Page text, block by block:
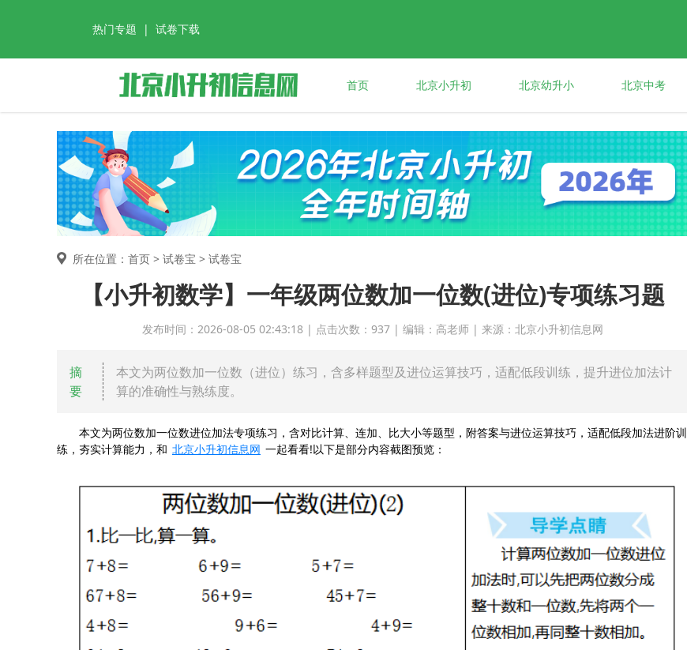
热门专题 | 试卷下载
首页 北京小升初 北京幼升小 北京中考
所在位置：首页 > 试卷宝 > 试卷宝
【小升初数学】一年级两位数加一位数(进位)专项练习题
发布时间：2026-08-05 02:43:18 | 点击次数：937 | 编辑：高老师 | 来源：北京小升初信息网
摘
要
本文为两位数加一位数（进位）练习，含多样题型及进位运算技巧，适配低段训练，提升进位加法计
算的准确性与熟练度。
本文为两位数加一位数进位加法专项练习，含对比计算、连加、比大小等题型，附答案与进位运算技巧，适配低段加法进阶训
练，夯实计算能力，和 北京小升初信息网 一起看看!以下是部分内容截图预览：